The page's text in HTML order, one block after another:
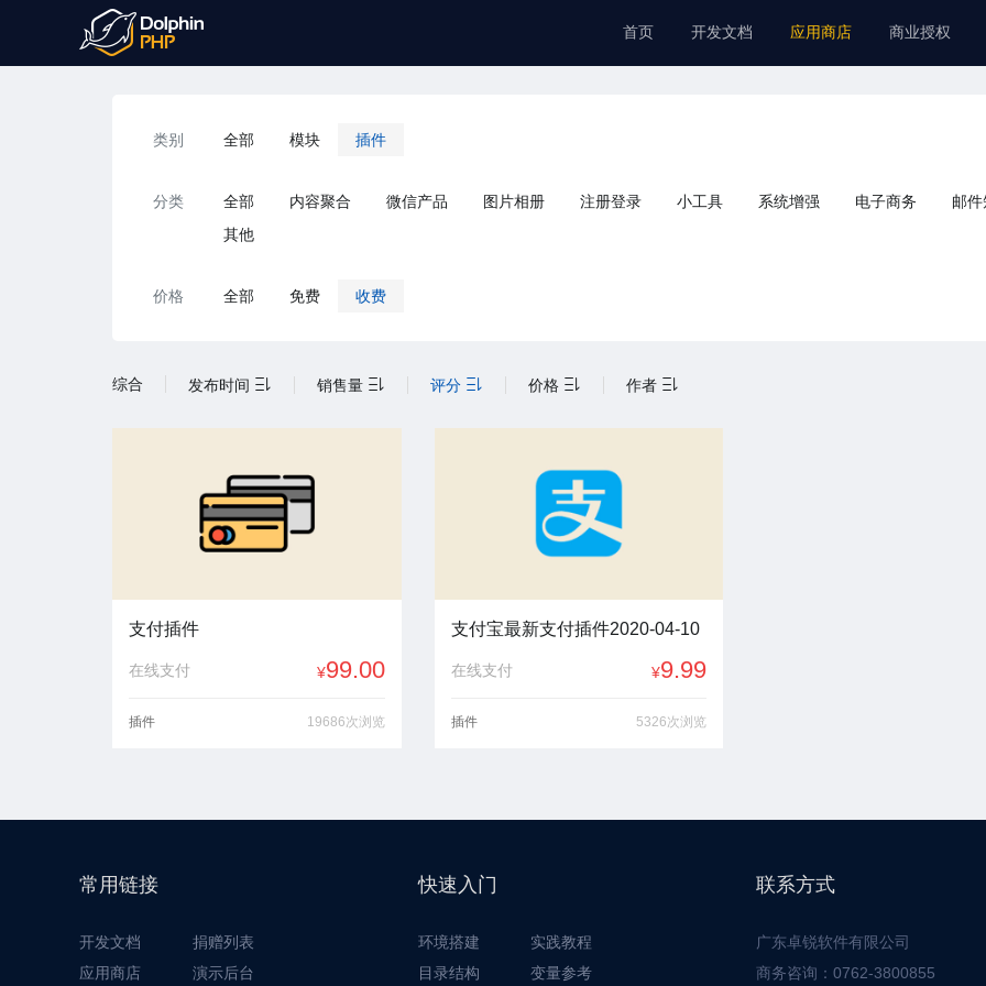
首页 开发文档 应用商店 商业授权
类别 全部 模块 插件
分类 全部 内容聚合 微信产品 图片相册 注册登录 小工具 系统增强 电子商务
邮
其他
价格 全部 免费 收费
综合 发布时间 销售量 评分 价格 作者
支付插件
¥99.00
在线支付
插件 19686次浏览
支付宝最新支付插件2020-04-10
¥9.99
在线支付
插件 5326次浏览
常用链接
开发文档
捐赠列表
应用商店
演示后台
快速入门
环境搭建
实践教程
目录结构
变量参考
联系方式
广东卓锐软件有限公司
商务咨询：0762-3800855